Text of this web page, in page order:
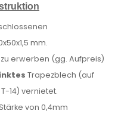
mm.
erwerben (gg. Aufpreis)
Trapezblech (auf
14) vernietet.
von 0,4mm